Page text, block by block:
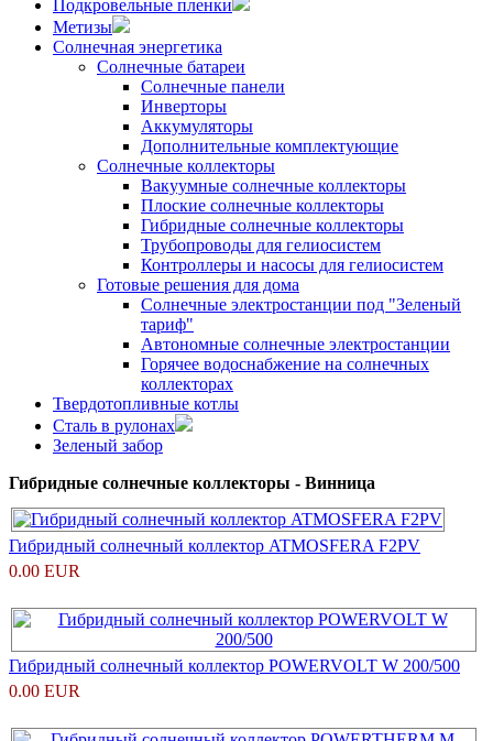
Подкровельные пленки
Метизы
Солнечная энергетика
Солнечные батареи
Солнечные панели
Инверторы
Аккумуляторы
Дополнительные комплектующие
Солнечные коллекторы
Вакуумные солнечные коллекторы
Плоские солнечные коллекторы
Гибридные солнечные коллекторы
Трубопроводы для гелиосистем
Контроллеры и насосы для гелиосистем
Готовые решения для дома
Солнечные электростанции под "Зеленый
тариф"
Автономные солнечные электростанции
Горячее водоснабжение на солнечных
коллекторах
Твердотопливные котлы
Сталь в рулонах
Зеленый забор
Гибридные солнечные коллекторы - Винница
Гибридный солнечный коллектор ATMOSFERA F2PV
0.00 EUR
Гибридный солнечный коллектор POWERVOLT W 200/500
0.00 EUR